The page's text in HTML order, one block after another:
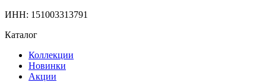
ИНН: 151003313791
Каталог
Коллекции
Новинки
Акции